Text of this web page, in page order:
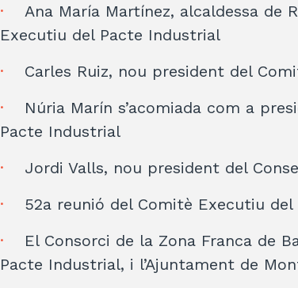
Ana María Martínez, alcaldessa de
Executiu del Pacte Industrial
Carles Ruiz, nou president del
Núria Marín s’acomiada com a
Pacte Industrial
Jordi Valls, nou president del
52a reunió del Comitè Executiu
El Consorci de la Zona Franca de
Pacte Industrial, i l’Ajuntament de